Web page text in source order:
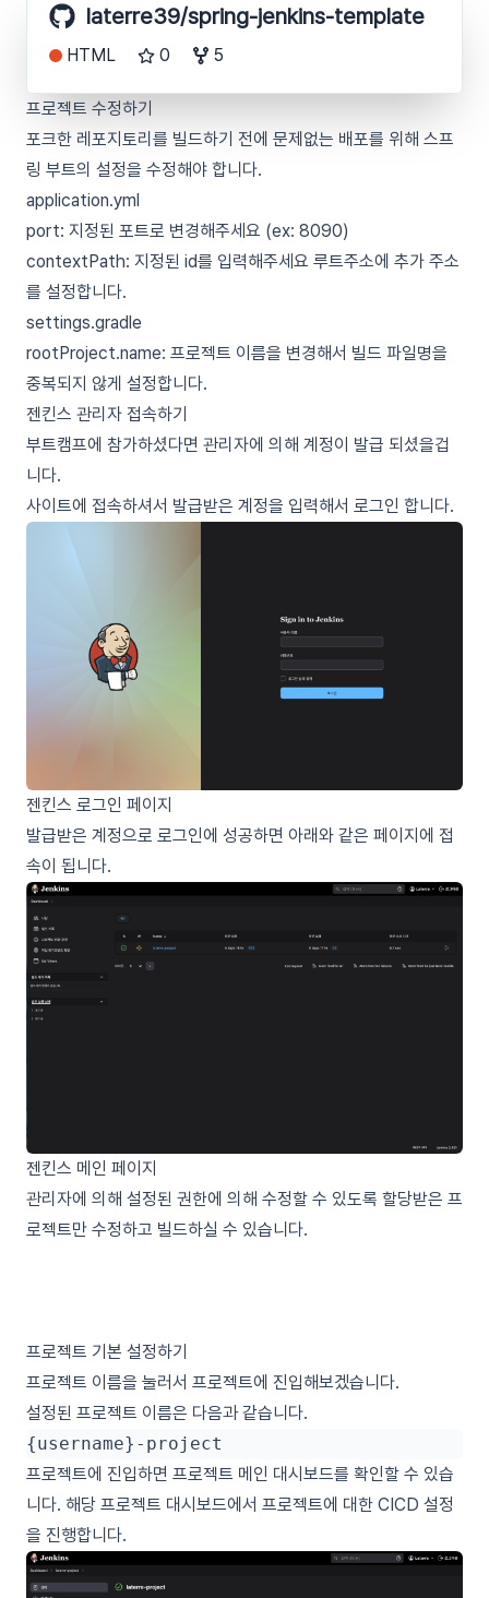
laterre39/spring-jenkins-template
HTML 0 5
프로젝트 수정하기
포크한 레포지토리를 빌드하기 전에 문제없는 배포를 위해 스프
링 부트의 설정을 수정해야 합니다.
application.yml
port: 지정된 포트로 변경해주세요 (ex: 8090)
contextPath: 지정된 id를 입력해주세요 루트주소에 추가 주소
를 설정합니다.
settings.gradle
rootProject.name: 프로젝트 이름을 변경해서 빌드 파일명을
중복되지 않게 설정합니다.
젠킨스 관리자 접속하기
부트캠프에 참가하셨다면 관리자에 의해 계정이 발급 되셨을겁
니다.
사이트에 접속하셔서 발급받은 계정을 입력해서 로그인 합니다.
젠킨스 로그인 페이지
발급받은 계정으로 로그인에 성공하면 아래와 같은 페이지에 접
속이 됩니다.
젠킨스 메인 페이지
관리자에 의해 설정된 권한에 의해 수정할 수 있도록 할당받은 프
로젝트만 수정하고 빌드하실 수 있습니다.
프로젝트 기본 설정하기
프로젝트 이름을 눌러서 프로젝트에 진입해보겠습니다.
설정된 프로젝트 이름은 다음과 같습니다.
프로젝트에 진입하면 프로젝트 메인 대시보드를 확인할 수 있습
니다. 해당 프로젝트 대시보드에서 프로젝트에 대한 CICD 설정
을 진행합니다.